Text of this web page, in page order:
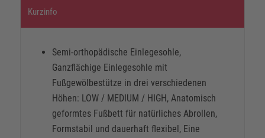
Kurzinfo
Semi-orthopädische Einlegesohle,
Ganzflächige Einlegesohle mit
Fußgewölbestütze in drei verschiedenen
Höhen: LOW / MEDIUM / HIGH, Anatomisch
geformtes Fußbett für natürliches Abrollen,
Formstabil und dauerhaft flexibel, Eine